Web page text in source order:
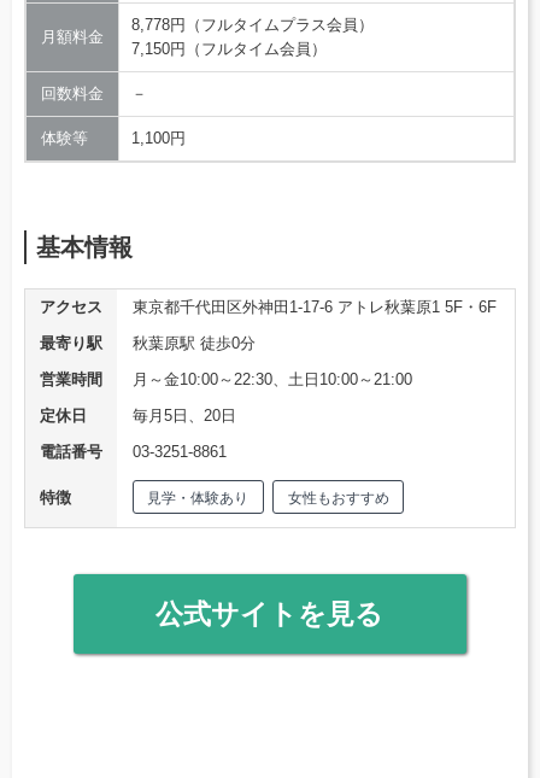
月額料金
8,778円（フルタイムプラス会員）
7,150円（フルタイム会員）
回数料金 －
体験等 1,100円
基本情報
アクセス
東京都千代田区外神田1-17-6 アトレ秋葉原1 5F・6F
最寄り駅
秋葉原駅 徒歩0分
営業時間
月～金10:00～22:30、土日10:00～21:00
定休日
毎月5日、20日
電話番号
03-3251-8861
特徴 見学・体験あり 女性もおすすめ
公式サイトを見る